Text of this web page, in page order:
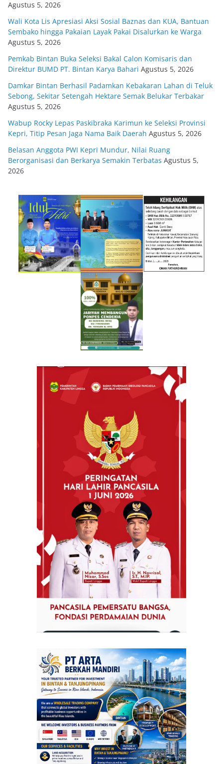
Agustus 5, 2026
Wali Kota Lis Apresiasi Aksi Sosial Baznas dan KUA, Bantuan
Sembako hingga Pakaian Layak Pakai Disalurkan ke Warga
Agustus 5, 2026
Pemkab Bintan Buka Seleksi Bakal Calon Komisaris dan
Direktur BUMD PT. Bintan Karya Bahari Agustus 5, 2026
Damkar Bintan Berhasil Padamkan Kebakaran Lahan di Teluk
Sebong, Sekitar Setengah Hektare Semak Belukar Terbakar
Agustus 5, 2026
Wabup Rocky Lepas Paskibraka Karimun ke Seleksi Provinsi
Kepri, Titip Pesan Jaga Nama Baik Daerah Agustus 5, 2026
Belasan Anggota PWI Kepri Mundur, Nilai Ruang
Berorganisasi dan Berkarya Semakin Terbatas Agustus 5,
2026